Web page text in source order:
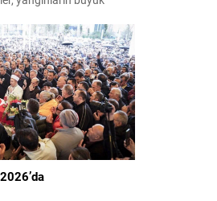
dikkatli olmaya
ve İklim Değişikliği
ilde yapılan hasar
paylaştı ve etkilenenlerin
Kayıtlar ve